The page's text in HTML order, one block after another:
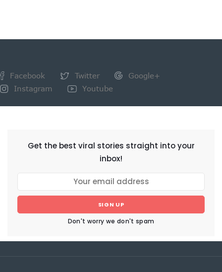
Facebook Twitter
Google+
Instagram
Youtube
Get the best viral stories straight into your
inbox!
SIGN UP
Don't worry we don't spam